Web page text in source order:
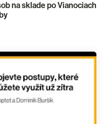
na sklade po Vianociach